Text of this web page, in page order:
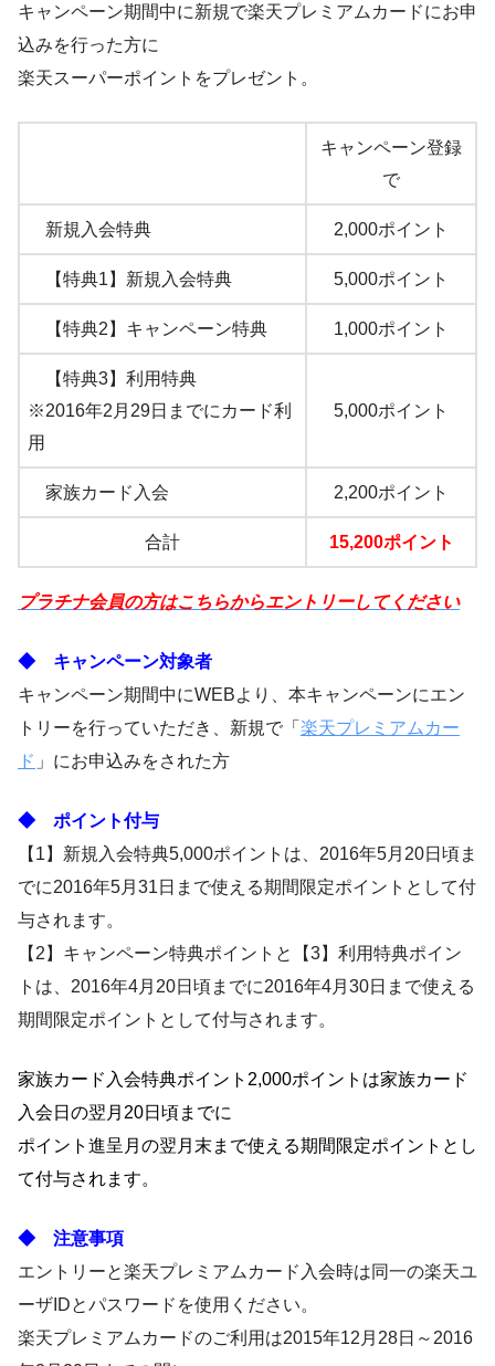
キャンペーン期間中に新規で楽天プレミアムカードにお申
込みを行った方に
楽天スーパーポイントをプレゼント。
キャンペーン登録
で
新規入会特典 2,000ポイント
【特典1】新規入会特典 5,000ポイント
【特典2】キャンペーン特典 1,000ポイント
【特典3】利用特典
※2016年2月29日までにカード利
用
5,000ポイント
家族カード入会 2,200ポイント
合計 15,200ポイント
プラチナ会員の方はこちらからエントリーしてください
◆ キャンペーン対象者
キャンペーン期間中にWEBより、本キャンペーンにエン
トリーを行っていただき、新規で「 楽天プレミアムカー
ド 」にお申込みをされた方
◆ ポイント付与
【1】新規入会特典5,000ポイントは、2016年5月20日頃ま
でに2016年5月31日まで使える期間限定ポイントとして付
与されます。
【2】キャンペーン特典ポイントと【3】利用特典ポイン
トは、2016年4月20日頃までに2016年4月30日まで使える
期間限定ポイントとして付与されます。
家族カード入会特典ポイント2,000ポイントは家族カード
入会日の翌月20日頃までに
ポイント進呈月の翌月末まで使える期間限定ポイントとし
て付与されます。
◆ 注意事項
エントリーと楽天プレミアムカード入会時は同一の楽天ユ
ーザIDとパスワードを使用ください。
楽天プレミアムカードのご利用は2015年12月28日～2016